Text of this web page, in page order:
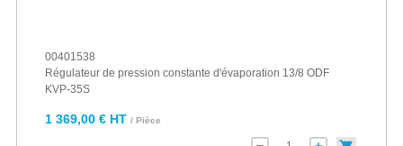
00401538
Régulateur de pression constante d'évaporation 13/8 ODF
KVP-35S
1 369,00 € HT / Pièce